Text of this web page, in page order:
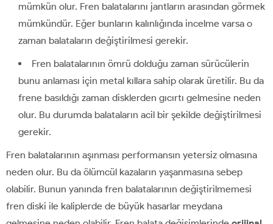
mümkün olur. Fren balatalarını jantların arasından görmek
mümkündür. Eğer bunların kalınlığında incelme varsa o
zaman balataların değiştirilmesi gerekir.
Fren balatalarının ömrü dolduğu zaman sürücülerin
bunu anlaması için metal kıllara sahip olarak üretilir. Bu da
frene basıldığı zaman disklerden gıcırtı gelmesine neden
olur. Bu durumda balataların acil bir şekilde değiştirilmesi
gerekir.
Fren balatalarının aşınması performansın yetersiz olmasına
neden olur. Bu da ölümcül kazaların yaşanmasına sebep
olabilir. Bunun yanında fren balatalarının değiştirilmemesi
fren diski ile kaliplerde de büyük hasarlar meydana